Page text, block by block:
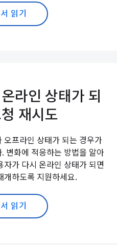
읽기
라인 상태가 되
재시도
오프라인 상태가 되는 경우가
. 변화에 적응하는 방법을 알아
자가 다시 온라인 상태가 되면
개하도록 지원하세요.
읽기